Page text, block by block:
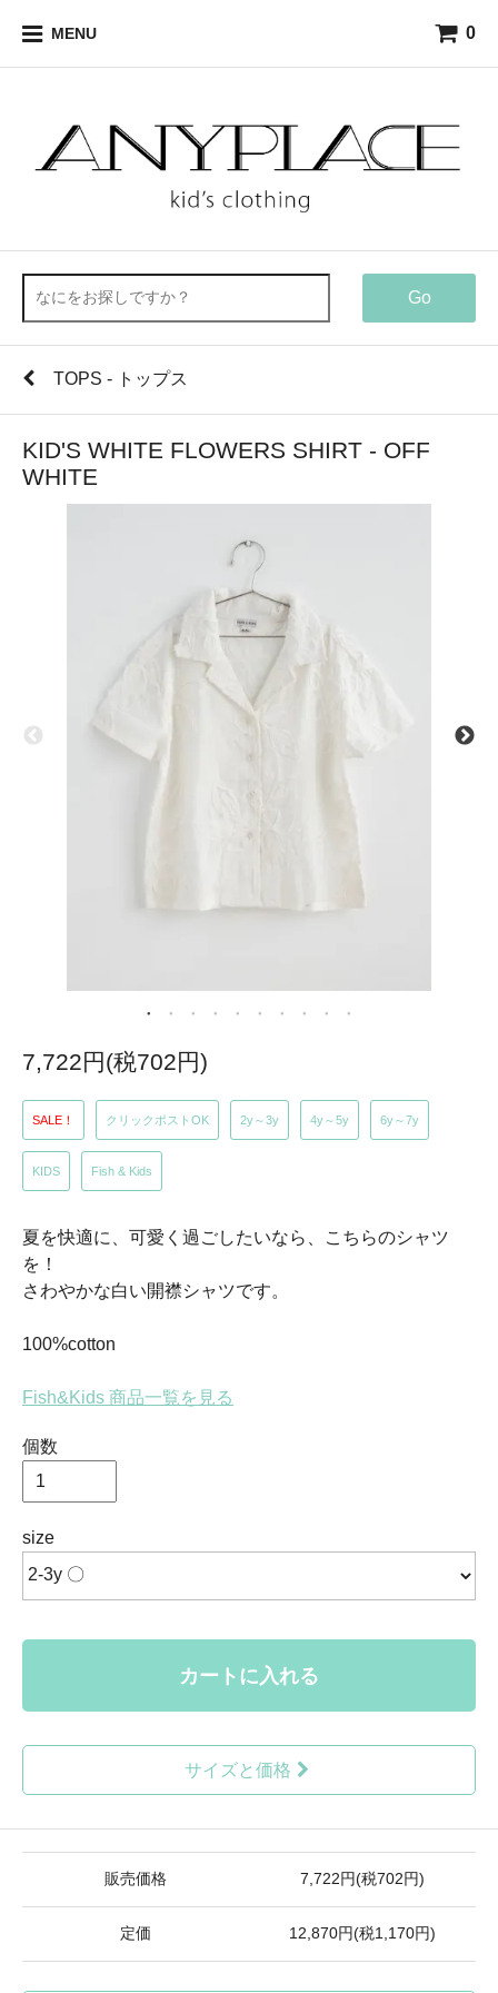
MENU 0
Go
TOPS - トップス
KID'S WHITE FLOWERS SHIRT - OFF
WHITE
7,722円(税702円)
SALE！ クリックポストOK 2y～3y 4y～5y 6y～7y
KIDS Fish & Kids
夏を快適に、可愛く過ごしたいなら、こちらのシャツ
を！
さわやかな白い開襟シャツです。
100%cotton
Fish&Kids 商品一覧を見る
個数
size
カートに入れる
サイズと価格
販売価格 7,722円(税702円)
定価 12,870円(税1,170円)